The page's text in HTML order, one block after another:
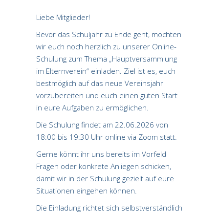
Liebe Mitglieder!
Bevor das Schuljahr zu Ende geht, möchten
wir euch noch herzlich zu unserer Online-
Schulung zum Thema „Hauptversammlung
im Elternverein“ einladen. Ziel ist es, euch
bestmöglich auf das neue Vereinsjahr
vorzubereiten und euch einen guten Start
in eure Aufgaben zu ermöglichen.
Die Schulung findet am 22.06.2026 von
18:00 bis 19:30 Uhr online via Zoom statt.
Gerne könnt ihr uns bereits im Vorfeld
Fragen oder konkrete Anliegen schicken,
damit wir in der Schulung gezielt auf eure
Situationen eingehen können.
Die Einladung richtet sich selbstverständlich